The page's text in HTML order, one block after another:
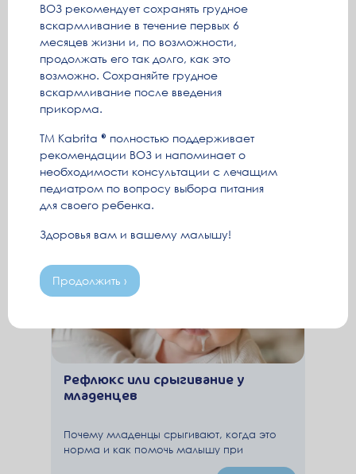
период не вечен. Вы закладываете фундамент
здорового сна, который окупится после 4 месяцев
более спокойными ночами и стабильным днём.
* Van Lee, L., et al. Sleep duration in infants fed goat milk-based infant
formula: Secondary outcomes of a double-blind randomized controlled
Читай также
Рефлюкс или срыгивание у
младенцев
Почему младенцы срыгивают, когда это
норма и как помочь малышу при
ВОЗ рекомендует сохранять грудное
вскармливание в течение первых 6
месяцев жизни и, по возможности,
продолжать его так долго, как это
возможно. Сохраняйте грудное
вскармливание после введения
прикорма.
ТМ Kabrita
полностью поддерживает
рекомендации ВОЗ и напоминает о
необходимости консультации с лечащим
педиатром по вопросу выбора питания
для своего ребенка.
Здоровья вам и вашему малышу!
Продолжить ›